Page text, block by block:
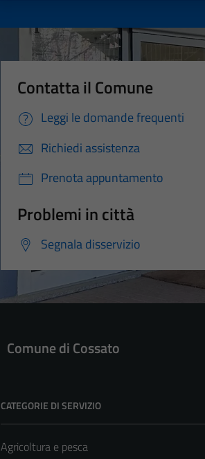
Contatta il Comune
Leggi le domande frequenti
Richiedi assistenza
Prenota appuntamento
Problemi in città
Segnala disservizio
Comune di Cossato
CATEGORIE DI SERVIZIO
Agricoltura e pesca